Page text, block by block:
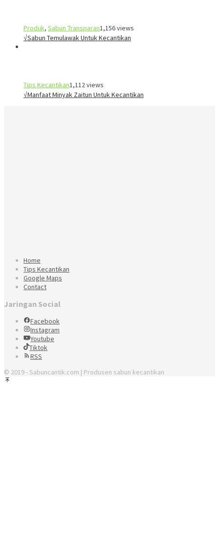
Produk, Sabun Transparan1,156 views
√Sabun Temulawak Untuk Kecantikan
Tips Kecantikan1,112 views
√Manfaat Minyak Zaitun Untuk Kecantikan
Home
Tips Kecantikan
Google Maps
Contact
Jaringan Social
Facebook
Instagram
Youtube
Tiktok
RSS
© 2019 - Sabuncantik.com | Produsen sabun kecantikan